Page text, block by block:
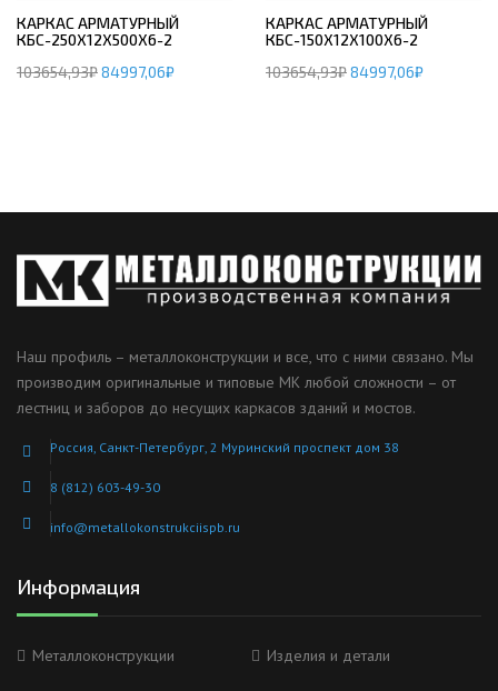
КАРКАС АРМАТУРНЫЙ
КБС-250Х12Х500Х6-2
103654,93₽84997,06₽
КАРКАС АРМАТУРНЫЙ
КБС-150Х12Х100Х6-2
103654,93₽84997,06₽
Наш профиль – металлоконструкции и все, что с ними связано. Мы
производим оригинальные и типовые МК любой сложности – от
лестниц и заборов до несущих каркасов зданий и мостов.
Россия, Санкт-Петербург, 2 Муринский проспект дом 38
8 (812) 603-49-30
info@metallokonstrukciispb.ru
Информация
Металлоконструкции Изделия и детали